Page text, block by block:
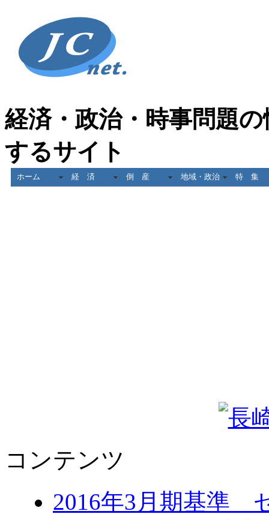
経済・政治・時事問題
するサイト
ホーム 経 済 倒 産 地域・政治 特 集
コンテンツ
2016年3月期基準